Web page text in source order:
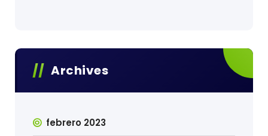
Archives
febrero 2023